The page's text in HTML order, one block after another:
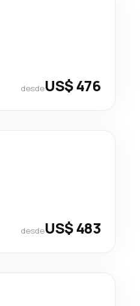
desdeUS$ 476
desdeUS$ 483